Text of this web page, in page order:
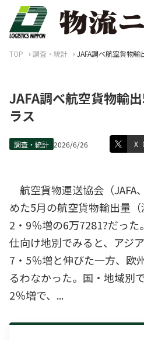
TOP 調査・統計 JAFA調べ航空貨物
JAFA調べ航空貨物輸
ラス
調査・統計 2026/6/26 X
航空貨物運送協会（JAFA
めた5月の航空貨物輸出量
2・9％増の6万7281?だった
仕向け地別でみると、アジ
7・5％増と伸びた一方、欧
るわなかった。国・地域別
2％増で、...